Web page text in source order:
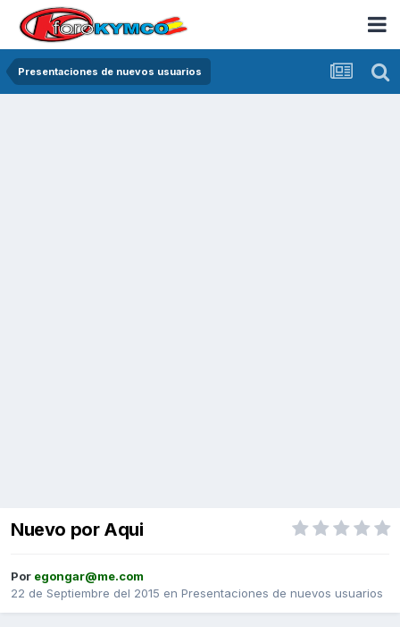
Presentaciones de nuevos usuarios
Nuevo por Aqui
Por egongar@me.com
22 de Septiembre del 2015 en Presentaciones de nuevos usuarios